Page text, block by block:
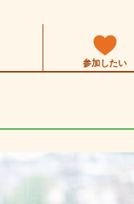
参加したい